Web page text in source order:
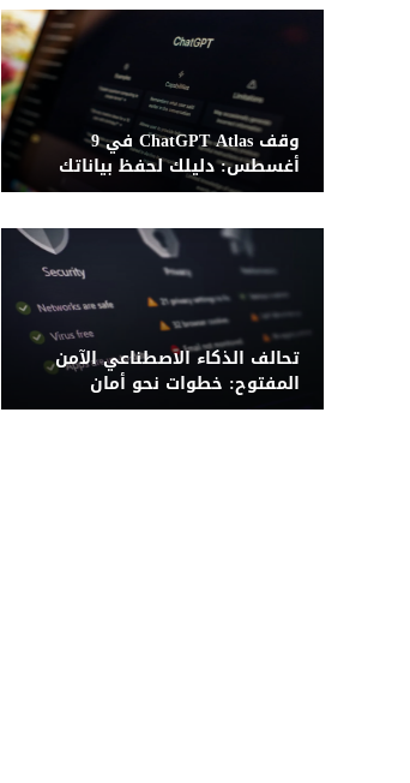
وقف ChatGPT Atlas في 9
أغسطس: دليلك لحفظ بياناتك
قبل فوات الأوان
تحالف الذكاء الاصطناعي الآمن
المفتوح: خطوات نحو أمان
مؤسسي معزز